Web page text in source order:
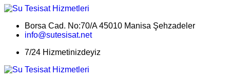
Borsa Cad. No:70/A 45010 Manisa Şehzadeler
info@sutesisat.net
7/24 Hizmetinizdeyiz